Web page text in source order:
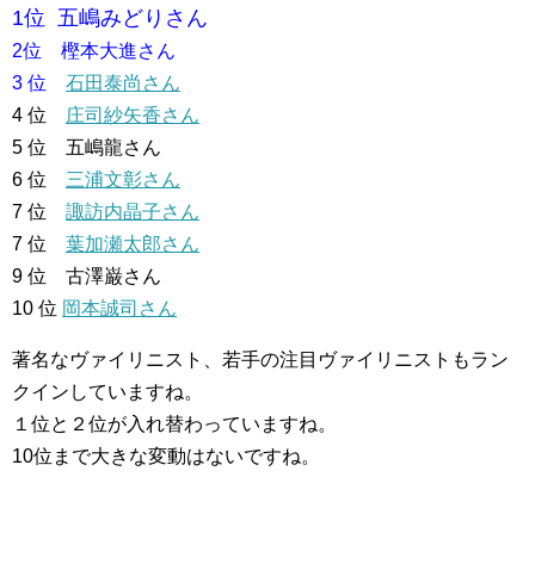
1位 五嶋みどりさん
2位 樫本大進さん
3 位 石田泰尚さん
4 位
庄司紗矢香さん
5 位 五嶋龍さん
6 位 三浦文彰さん
7 位 諏訪内晶子さん
7 位 葉加瀬太郎さん
9 位 古澤巌さん
10 位 岡本誠司さん
著名なヴァイリニスト、若手の注目ヴァイリニストもラン
クインしていますね。
１位と２位が入れ替わっていますね。
10位まで大きな変動はないですね。